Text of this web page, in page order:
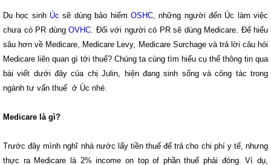
Du học sinh Úc sẽ dùng bảo hiểm OSHC, những người đến Úc làm việc
chưa có PR dùng OVHC. Đối với người có PR sẽ dùng Medicare. Để hiểu
sâu hơn về Medicare, Medicare Levy, Medicare Surchage và trả lời câu hỏi
Medicare liên quan gì tới thuế? Chúng ta cùng tìm hiểu cụ thể thông tin qua
bài viết dưới đây của chị Julin, hiện đang sinh sống và công tác trong
ngành tư vấn thuế ở Úc nhé.
Medicare là gì?
Trước đây mình nghĩ nhà nước lấy tiền thuế để trả cho chi phí y tế, nhưng
thực ra Medicare là 2% income on top of phần thuế phải đóng. Ví dụ,